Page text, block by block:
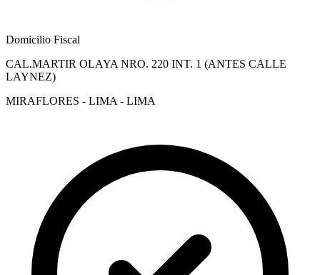
Domicilio Fiscal
CAL.MARTIR OLAYA NRO. 220 INT. 1 (ANTES CALLE
LAYNEZ)
MIRAFLORES - LIMA - LIMA